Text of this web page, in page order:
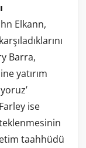
Elkann,
Barra,
yatırım
ise
taahhüdü